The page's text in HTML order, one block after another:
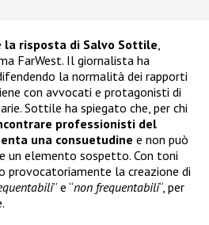
la risposta di Salvo Sottile
FarWest. Il giornalista ha
la normalità dei rapporti
con avvocati e protagonisti di
Sottile ha spiegato che, per chi
professionisti del
una consuetudine e non può
un elemento sospetto. Con toni
provocatoriamente la creazione di
” e “non frequentabili“, per